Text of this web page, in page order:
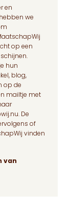
en
we
op een
hun
blog,
op de
mailtje met
. De
of
vinden
van